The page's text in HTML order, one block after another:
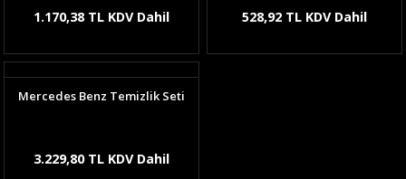
1.170,38 TL KDV Dahil 528,92 TL KDV Dahil
Mercedes Benz Temizlik Seti
3.229,80 TL KDV Dahil